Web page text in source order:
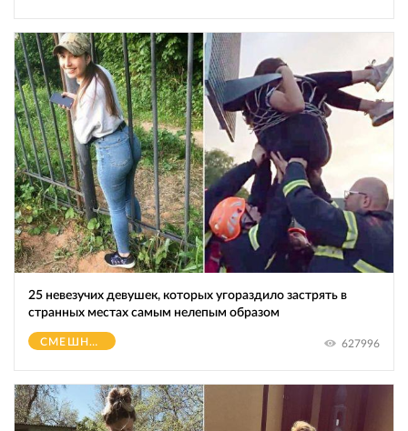
25 невезучих девушек, которых угораздило застрять в
странных местах самым нелепым образом
СМЕШНОЕ 627996